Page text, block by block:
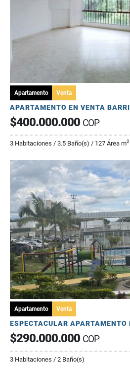
Apartamento Venta
$400.000.000 COP
3 Habitaciones / 3.5 Baño(s) / 127 Área m2
Apartamento Venta
$290.000.000 COP
3 Habitaciones / 2 Baño(s)